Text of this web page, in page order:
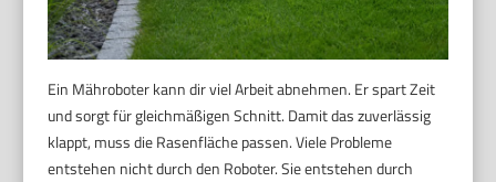
Ein Mähroboter kann dir viel Arbeit abnehmen. Er spart Zeit
und sorgt für gleichmäßigen Schnitt. Damit das zuverlässig
klappt, muss die Rasenfläche passen. Viele Probleme
entstehen nicht durch den Roboter. Sie entstehen durch